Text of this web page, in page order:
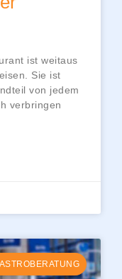
ist weitaus
Sie ist
von jedem
verbringen